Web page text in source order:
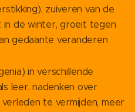
zuiveren van de
in de winter, groeit tegen
gedaante veranderen
in verschillende
leer, nadenken over
te vermijden, meer